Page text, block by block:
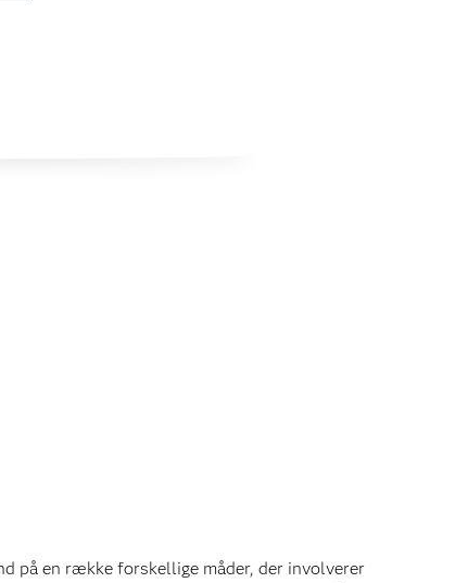
på en række forskellige måder, der involverer